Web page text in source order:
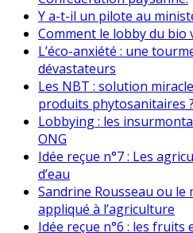
Y a-t-il un pilote au
Comment le lobby du bio
L’éco-anxiété : une
dévastateurs
Les NBT : solution
produits phytosanitaires ?
Lobbying : les
ONG
Idée reçue n°7 : Les
d’eau
Sandrine Rousseau ou le
appliqué à l’agriculture
Idée reçue n°6 : les